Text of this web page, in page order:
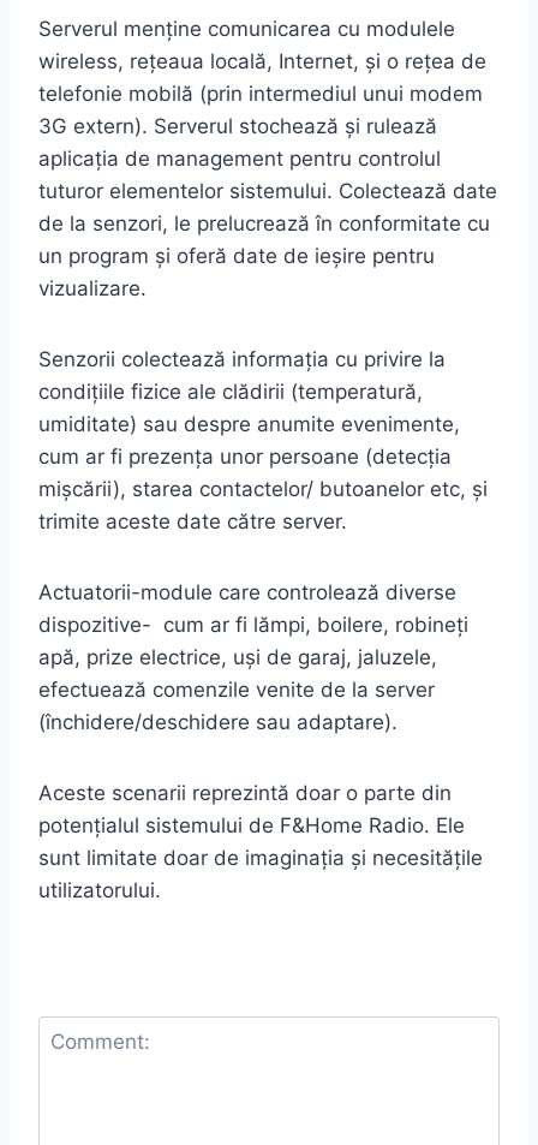
Serverul menține comunicarea cu modulele
wireless, rețeaua locală, Internet, și o rețea de
telefonie mobilă (prin intermediul unui modem
3G extern). Serverul stochează și rulează
aplicația de management pentru controlul
tuturor elementelor sistemului. Colectează date
de la senzori, le prelucrează în conformitate cu
un program și oferă date de ieșire pentru
vizualizare.
Senzorii colectează informația cu privire la
condițiile fizice ale clădirii (temperatură,
umiditate) sau despre anumite evenimente,
cum ar fi prezența unor persoane (detecția
mișcării), starea contactelor/ butoanelor etc, și
trimite aceste date către server.
Actuatorii-module care controlează diverse
dispozitive- cum ar fi lămpi, boilere, robineți
apă, prize electrice, uși de garaj, jaluzele,
efectuează comenzile venite de la server
(închidere/deschidere sau adaptare).
Aceste scenarii reprezintă doar o parte din
potențialul sistemului de F&Home Radio. Ele
sunt limitate doar de imaginația și necesitățile
utilizatorului.